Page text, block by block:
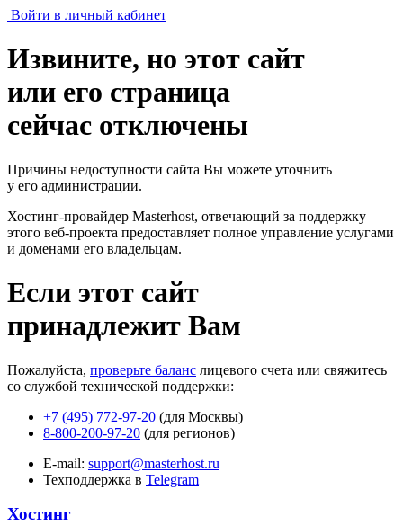
Войти в личный кабинет
Извините, но этот сайт
или его страница
сейчас отключены
Причины недоступности сайта Вы можете уточнить
у его администрации.
Хостинг-провайдер Masterhost, отвечающий за поддержку
этого веб-проекта предоставляет полное управление услугами
и доменами его владельцам.
Если этот сайт
принадлежит Вам
Пожалуйста, проверьте баланс лицевого счета или свяжитесь
со службой технической поддержки:
+7 (495) 772-97-20 (для Москвы)
8-800-200-97-20 (для регионов)
E-mail: support@masterhost.ru
Техподдержка в Telegram
Хостинг